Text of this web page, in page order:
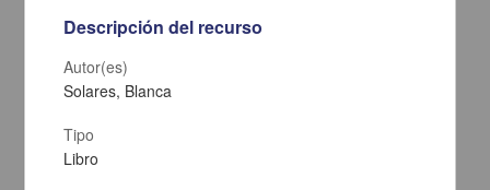
Descripción del recurso
Autor(es)
Solares, Blanca
Tipo
Libro